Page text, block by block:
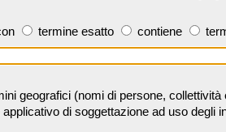
termine esatto contiene
geografici (nomi di persone,
applicativo di soggettazione ad uso degli